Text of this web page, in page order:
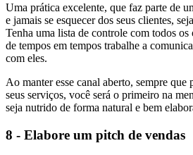
Uma prática excelente, que faz parte de
e jamais se esquecer dos seus clientes,
Tenha uma lista de controle com todos os
de tempos em tempos trabalhe a
com eles.
Ao manter esse canal aberto, sempre que
seus serviços, você será o primeiro na
seja nutrido de forma natural e bem
8 - Elabore um pitch de vendas